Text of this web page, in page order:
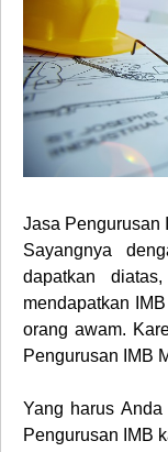
Jasa Pengurusan
Sayangnya
dapatkan
mendapatkan
orang awam.
Pengurusan IMB
Yang harus
Pengurusan IMB